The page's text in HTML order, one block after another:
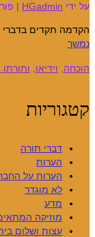
על ידי HGadmin
|
הקדמה תקדים בדברי
נמשך
הוכחה וידיאו
קטגוריות
דברי תורה
הערות
הערות על
לא מוגדר
מדע
מוזיקה
עצות ושלום